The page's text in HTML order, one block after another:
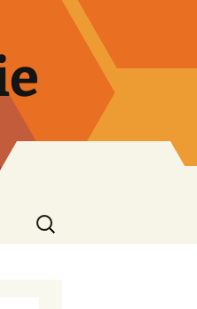
Rechercher :